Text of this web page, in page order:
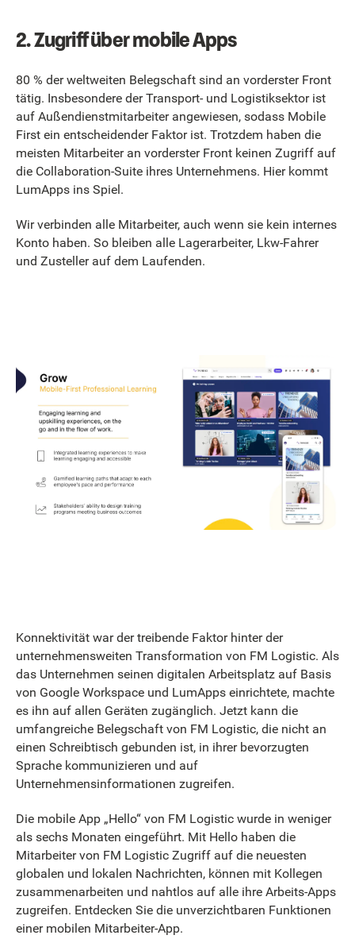
2. Zugriff über mobile Apps
80 % der weltweiten Belegschaft sind an vorderster Front
tätig. Insbesondere der Transport- und Logistiksektor ist
auf Außendienstmitarbeiter angewiesen, sodass Mobile
First ein entscheidender Faktor ist. Trotzdem haben die
meisten Mitarbeiter an vorderster Front keinen Zugriff auf
die Collaboration-Suite ihres Unternehmens. Hier kommt
LumApps ins Spiel.
Wir verbinden alle Mitarbeiter, auch wenn sie kein internes
Konto haben. So bleiben alle Lagerarbeiter, Lkw-Fahrer
und Zusteller auf dem Laufenden.
Konnektivität war der treibende Faktor hinter der
unternehmensweiten Transformation von FM Logistic. Als
das Unternehmen seinen digitalen Arbeitsplatz auf Basis
von Google Workspace und LumApps einrichtete, machte
es ihn auf allen Geräten zugänglich. Jetzt kann die
umfangreiche Belegschaft von FM Logistic, die nicht an
einen Schreibtisch gebunden ist, in ihrer bevorzugten
Sprache kommunizieren und auf
Unternehmensinformationen zugreifen.
Die mobile App „Hello“ von FM Logistic wurde in weniger
als sechs Monaten eingeführt. Mit Hello haben die
Mitarbeiter von FM Logistic Zugriff auf die neuesten
globalen und lokalen Nachrichten, können mit Kollegen
zusammenarbeiten und nahtlos auf alle ihre Arbeits-Apps
zugreifen. Entdecken Sie die unverzichtbaren Funktionen
einer mobilen Mitarbeiter-App.